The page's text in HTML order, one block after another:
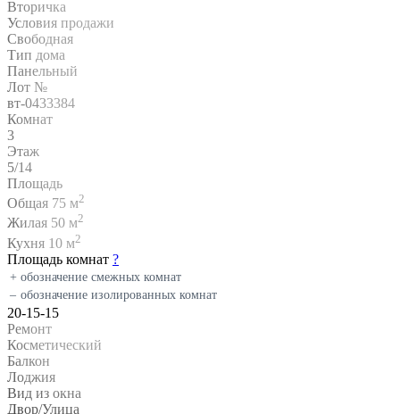
Вторичка
Условия продажи
Свободная
Тип дома
Панельный
Лот №
вт-0433384
Комнат
3
Этаж
5/14
Площадь
Общая 75 м2
Жилая 50 м2
Кухня 10 м2
Площадь комнат ?
+ обозначение смежных комнат
– обозначение изолированных комнат
20-15-15
Ремонт
Косметический
Балкон
Лоджия
Вид из окна
Двор/Улица